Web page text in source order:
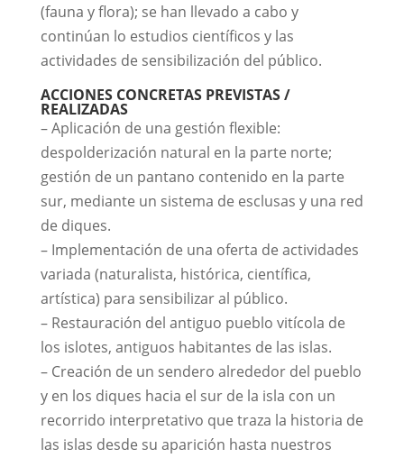
(fauna y flora); se han llevado a cabo y
continúan lo estudios científicos y las
actividades de sensibilización del público.
ACCIONES CONCRETAS PREVISTAS /
REALIZADAS
– Aplicación de una gestión flexible:
despolderización natural en la parte norte;
gestión de un pantano contenido en la parte
sur, mediante un sistema de esclusas y una red
de diques.
– Implementación de una oferta de actividades
variada (naturalista, histórica, científica,
artística) para sensibilizar al público.
– Restauración del antiguo pueblo vitícola de
los islotes, antiguos habitantes de las islas.
– Creación de un sendero alrededor del pueblo
y en los diques hacia el sur de la isla con un
recorrido interpretativo que traza la historia de
las islas desde su aparición hasta nuestros